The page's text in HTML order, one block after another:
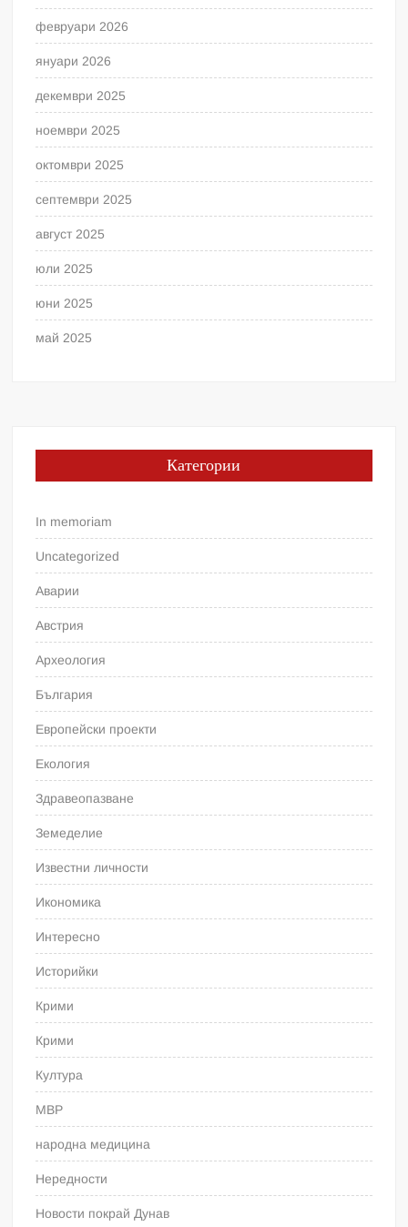
февруари 2026
януари 2026
декември 2025
ноември 2025
октомври 2025
септември 2025
август 2025
юли 2025
юни 2025
май 2025
Категории
In memoriam
Uncategorized
Аварии
Австрия
Археология
България
Европейски проекти
Екология
Здравеопазване
Земеделие
Известни личности
Икономика
Интересно
Историйки
Крими
Крими
Култура
МВР
народна медицина
Нередности
Новости покрай Дунав